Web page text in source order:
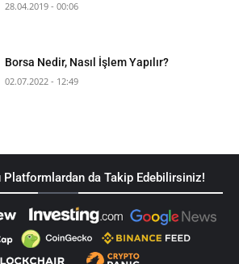
28.04.2019 - 00:06
Borsa Nedir, Nasıl İşlem Yapılır?
02.07.2022 - 12:49
da Takip Edebilirsiniz!